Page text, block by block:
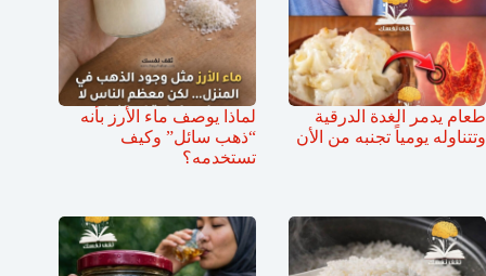
طعام يدمر الغدة الدرقية
وتتناوله يومياً تجنبه من الأن
لماذا يوصف ماء الأرز بأنه
“ذهب سائل” وكيف
تستخدمه؟